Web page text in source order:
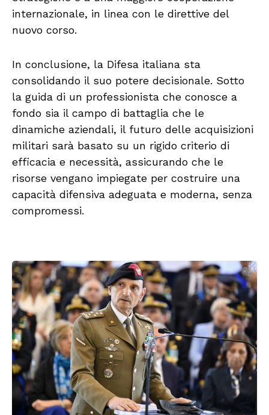
internazionale, in linea con le direttive del
nuovo corso.
In conclusione, la Difesa italiana sta
consolidando il suo potere decisionale. Sotto
la guida di un professionista che conosce a
fondo sia il campo di battaglia che le
dinamiche aziendali, il futuro delle acquisizioni
militari sarà basato su un rigido criterio di
efficacia e necessità, assicurando che le
risorse vengano impiegate per costruire una
capacità difensiva adeguata e moderna, senza
compromessi.